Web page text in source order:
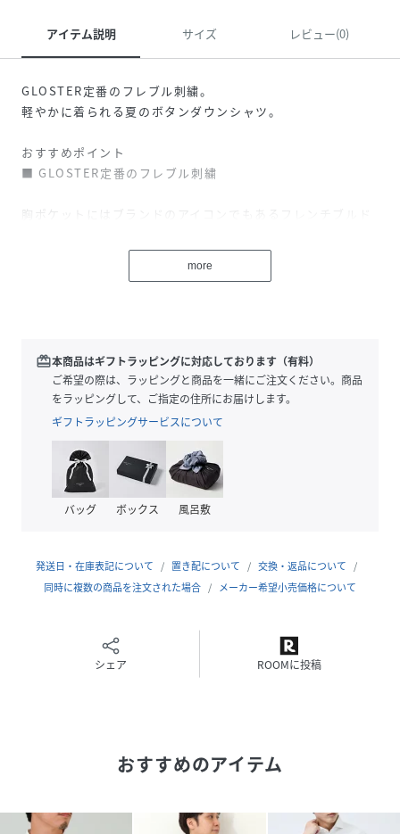
アイテム説明 サイズ レビュー(0)
GLOSTER定番のフレブル刺繍。
軽やかに着られる夏のボタンダウンシャツ。
おすすめポイント
■ GLOSTER定番のフレブル刺繍
胸ポケットにはブランドのアイコンでもあるフレンチブルド
スケートボードに乗った遊び心のあるデザインが、シンプル
なシャツのアクセントになります。
細かなチェックや格子柄を表現した生地を使用。
無地ライクに着られながらも、さりげなく存在感のある大人
な雰囲気に仕上げました。
■ 軽やかなスーパーソフト素材
柔らかく軽量な生地感で、暑い季節でも快適な着心地。
さらりとした肌触りでデイリーに活躍します。
襟元をきれいにキープできるボタンダウンデザイン。
■ 一枚でも羽織りでも活躍
■ 豊富なカラーバリエーション
る表情を楽しめるカラー展開。
more
redeem本商品はギフトラッピングに対応しております（有料）
ご希望の際は、ラッピングと商品を一緒にご注文ください。商品
をラッピングして、ご指定の住所にお届けします。
ギフトラッピングサービスについて
バッグ ボックス 風呂敷
発送日・在庫表記について 置き配について
交換・返品について
同時に複数の商品を注文された場合
メーカー希望小売価格について
シェア ROOMに投稿
おすすめのアイテム